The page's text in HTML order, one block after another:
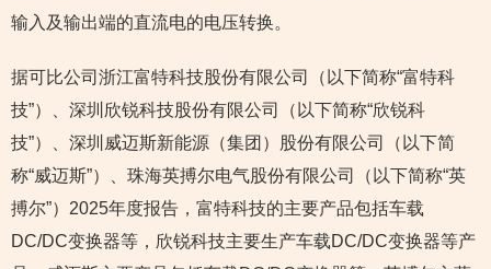
输入及输出端的直流电的电压转换。
据可比公司浙江富特科技股份有限公司（以下简称“富特科
技”）、深圳欣锐科技股份有限公司（以下简称“欣锐科
技”）、深圳威迈斯新能源（集团）股份有限公司（以下简
称“威迈斯”）、珠海英搏尔电气股份有限公司（以下简称“英
搏尔”）2025年度报告，富特科技的主要产品包括车载
DC/DC变换器等，欣锐科技主要生产车载DC/DC变换器等产